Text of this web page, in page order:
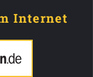
Internet